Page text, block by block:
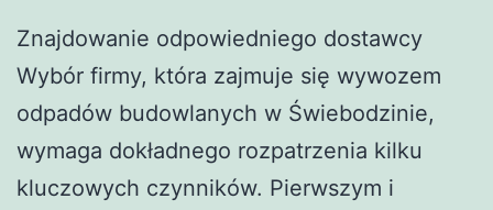
Znajdowanie odpowiedniego dostawcy
Wybór firmy, która zajmuje się wywozem
odpadów budowlanych w Świebodzinie,
wymaga dokładnego rozpatrzenia kilku
kluczowych czynników. Pierwszym i